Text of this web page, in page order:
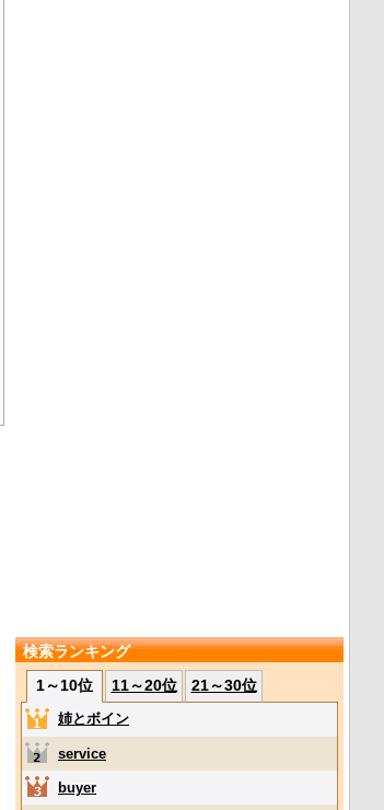
検索ランキング
1～10位
11～20位 21～30位
姉とボイン
service
buyer